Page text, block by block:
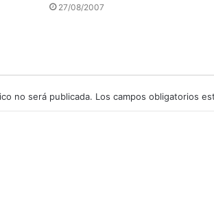
27/08/2007
no será publicada. Los campos obligatorios